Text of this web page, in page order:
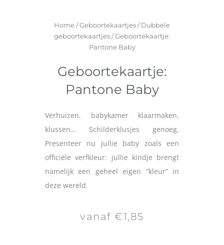
Home/Geboortekaartjes/Dubbele
geboortekaartjes/ Geboortekaartje:
Pantone Baby
Geboortekaartje:
Pantone Baby
Verhuizen, babykamer klaarmaken,
klussen… Schilderklusjes genoeg.
Presenteer nu jullie baby zoals een
officiële verfkleur: jullie kindje brengt
namelijk een geheel eigen “kleur” in
deze wereld.
vanaf €1,85